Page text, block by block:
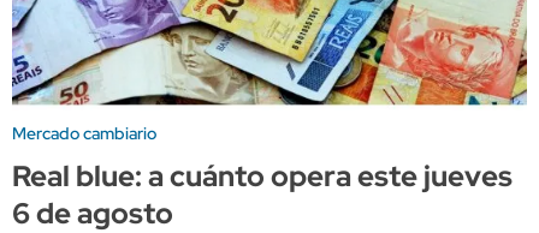
Mercado cambiario
Real blue: a cuánto opera este jueves
6 de agosto